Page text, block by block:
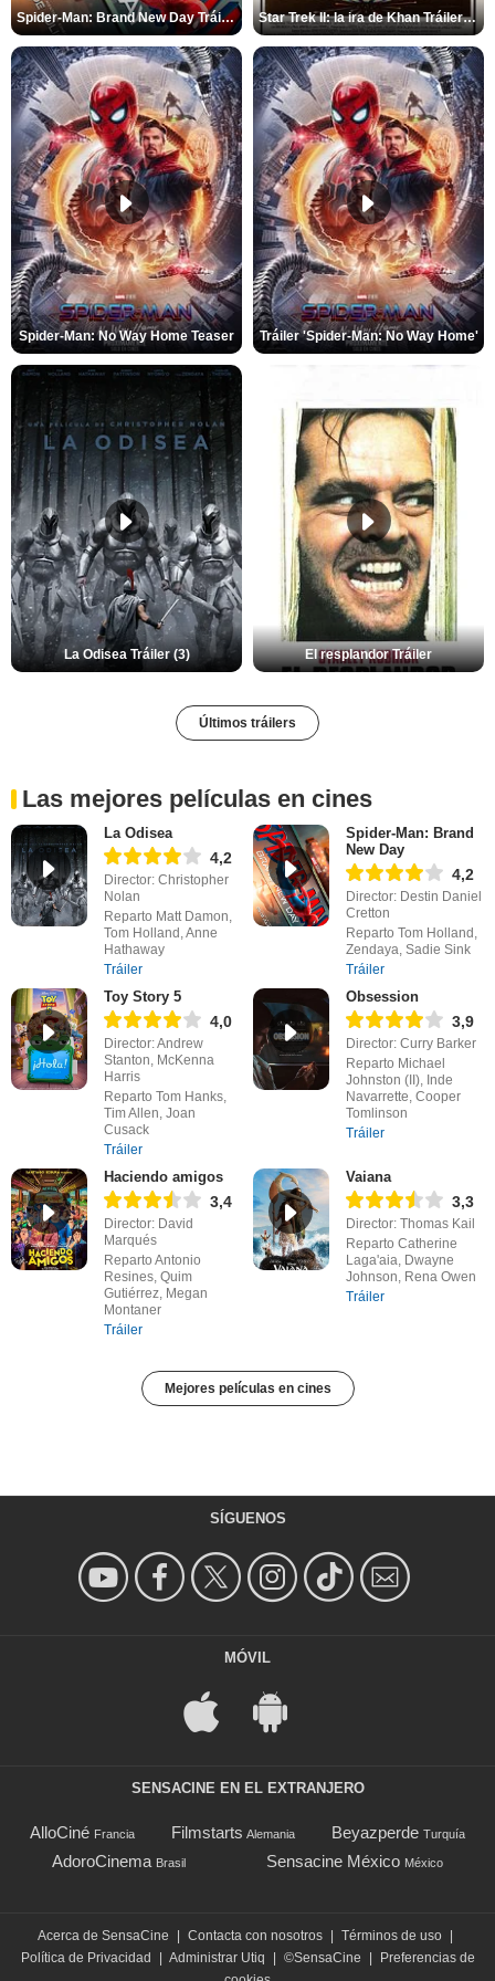
Spider-Man: Brand New Day Tráiler (3) Star Trek II: la ira de Khan Tráiler VO
Spider-Man: No Way Home Teaser Tráiler 'Spider-Man: No Way Home'
La Odisea Tráiler (3) El resplandor Tráiler
Últimos tráilers
Las mejores películas en cines
La Odisea
4,2
Director: Christopher
Nolan
Reparto Matt Damon,
Tom Holland, Anne
Hathaway
Tráiler
Spider-Man: Brand
New Day
4,2
Director: Destin Daniel
Cretton
Reparto Tom Holland,
Zendaya, Sadie Sink
Tráiler
Toy Story 5
4,0
Director: Andrew
Stanton, McKenna
Harris
Reparto Tom Hanks,
Tim Allen, Joan
Cusack
Tráiler
Obsession
3,9
Director: Curry Barker
Reparto Michael
Johnston (II), Inde
Navarrette, Cooper
Tomlinson
Tráiler
Haciendo amigos
3,4
Director: David
Marqués
Reparto Antonio
Resines, Quim
Gutiérrez, Megan
Montaner
Tráiler
Vaiana
3,3
Director: Thomas Kail
Reparto Catherine
Laga'aia, Dwayne
Johnson, Rena Owen
Tráiler
Mejores películas en cines
SÍGUENOS
MÓVIL
SENSACINE EN EL EXTRANJERO
AlloCiné Francia Filmstarts Alemania Beyazperde Turquía
AdoroCinema Brasil Sensacine México México
Acerca de SensaCine Contacta con nosotros Términos de uso
Política de Privacidad
Administrar Utiq ©SensaCine
Preferencias de